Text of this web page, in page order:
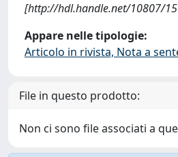
[http://hdl.handle.net/10807/
Appare nelle tipologie:
Articolo in rivista, Nota a
File in questo prodotto:
Non ci sono file associati a